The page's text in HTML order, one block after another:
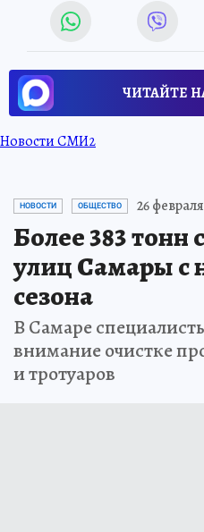
ЧИТАЙТЕ
Новости СМИ2
НОВОСТИ ОБЩЕСТВО 26
Более 383 тонн
улиц Самары с
сезона
В Самаре
внимание очистке
и тротуаров